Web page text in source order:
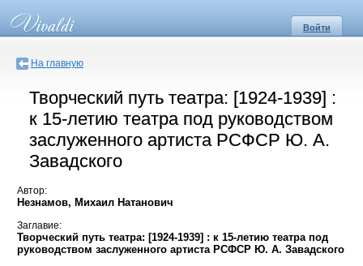
Войти
На главную
Творческий путь театра: [1924-1939] :
к 15-летию театра под руководством
заслуженного артиста РСФСР Ю. А.
Завадского
Автор:
Незнамов, Михаил Натанович
Заглавие:
Творческий путь театра: [1924-1939] : к 15-летию театра под
руководством заслуженного артиста РСФСР Ю. А. Завадского